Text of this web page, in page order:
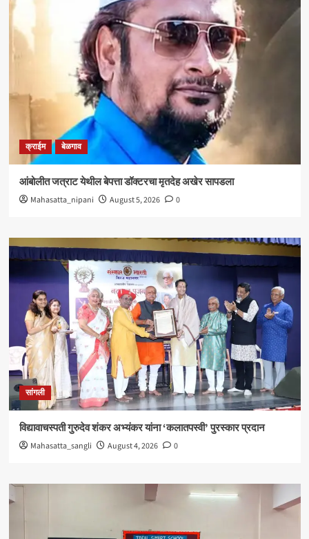
क्राईम बेळगाव
आंबोलीत जत्राट येथील बेपत्ता डॉक्टरचा मृतदेह अखेर सापडला
Mahasatta_nipani August 5, 2026 0
सांगली
विद्यावाचस्पती गुरुदेव शंकर अभ्यंकर यांना ‘कलातपस्वी’ पुरस्कार प्रदान
Mahasatta_sangli August 4, 2026 0